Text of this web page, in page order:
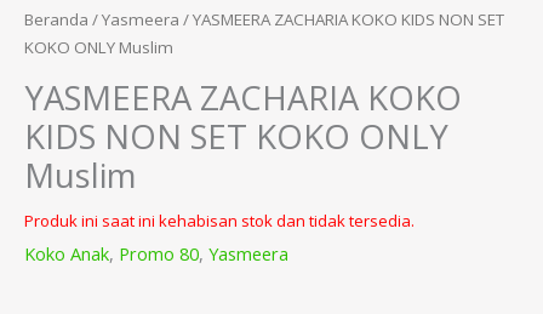
Beranda /Yasmeera / YASMEERA ZACHARIA KOKO KIDS NON SET
KOKO ONLY Muslim
YASMEERA ZACHARIA KOKO
KIDS NON SET KOKO ONLY
Muslim
Produk ini saat ini kehabisan stok dan tidak tersedia.
Koko Anak, Promo 80, Yasmeera